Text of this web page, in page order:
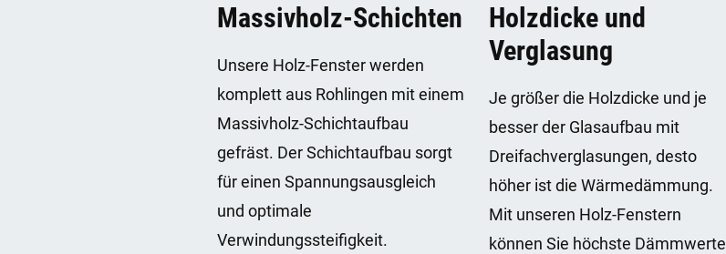
Massivholz-Schichten
Unsere Holz-Fenster werden
komplett aus Rohlingen mit einem
Massivholz-Schichtaufbau
gefräst. Der Schichtaufbau sorgt
für einen Spannungsausgleich
und optimale
Verwindungssteifigkeit.
Holzdicke und
Verglasung
Je größer die Holzdicke und je
besser der Glasaufbau mit
Dreifachverglasungen, desto
höher ist die Wärmedämmung.
Mit unseren Holz-Fenstern
können Sie höchste Dämmwerte